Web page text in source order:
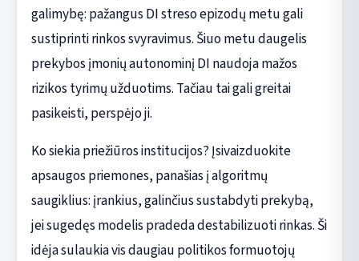
galimybę: pažangus DI streso epizodų metu gali
sustiprinti rinkos svyravimus. Šiuo metu daugelis
prekybos įmonių autonominį DI naudoja mažos
rizikos tyrimų užduotims. Tačiau tai gali greitai
pasikeisti, perspėjo ji.
Ko siekia priežiūros institucijos? Įsivaizduokite
apsaugos priemones, panašias į algoritmų
saugiklius: įrankius, galinčius sustabdyti prekybą,
jei sugedęs modelis pradeda destabilizuoti rinkas. Ši
idėja sulaukia vis daugiau politikos formuotojų